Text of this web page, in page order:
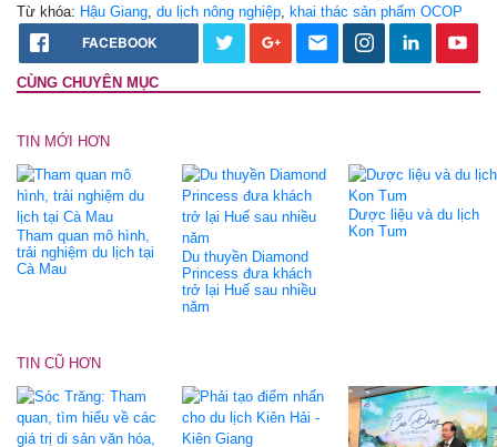
Từ khóa: Hậu Giang du lịch nông nghiệp khai thác sản phẩm OCOP
FACEBOOK
CÙNG CHUYÊN MỤC
TIN MỚI HƠN
Tham quan mô hình,
trải nghiệm du lịch tại
Cà Mau
Du thuyền Diamond
Princess đưa khách
trở lại Huế sau nhiều
năm
Dược liệu và du lịch
Kon Tum
TIN CŨ HƠN